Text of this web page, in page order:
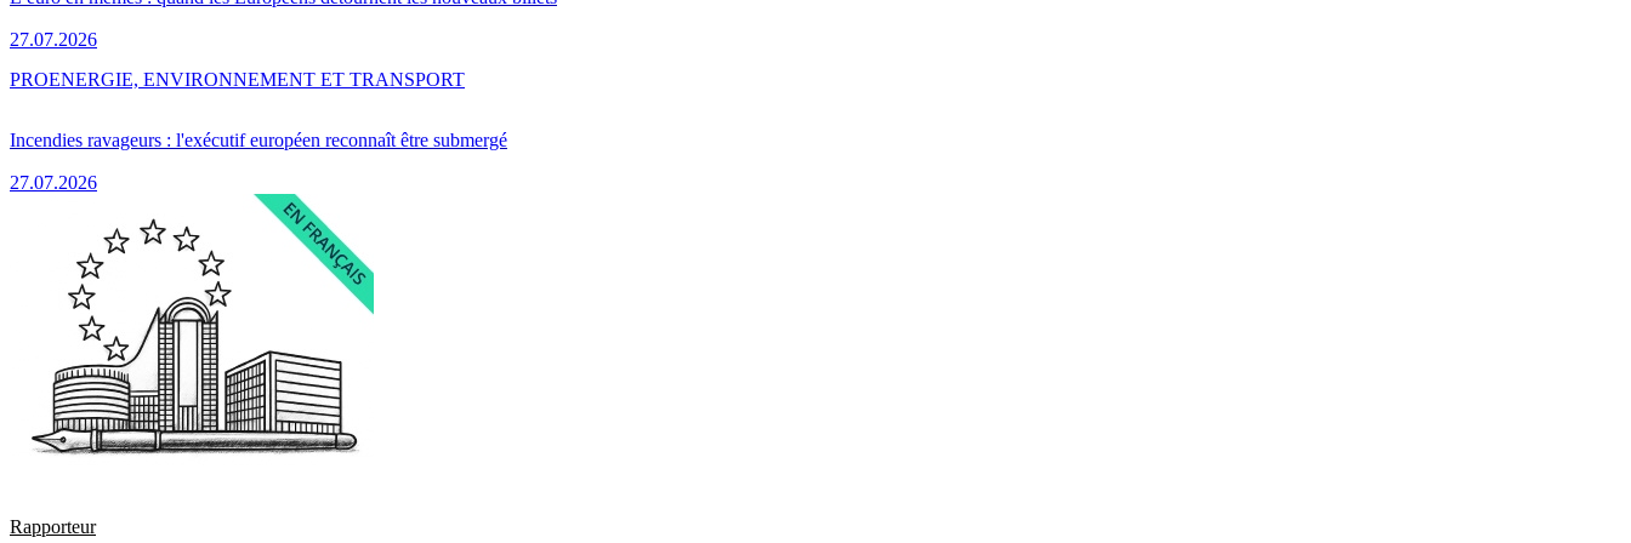
27.07.2026
Incendies ravageurs : l'exécutif européen reconnaît être submergé
27.07.2026
PROENERGIE, ENVIRONNEMENT ET TRANSPORT
Rapporteur